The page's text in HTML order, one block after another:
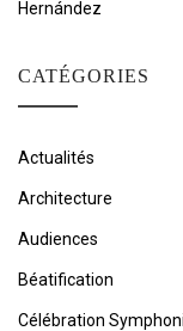
Hernández
CATÉGORIES
Actualités
Architecture
Audiences
Béatification
Célébration